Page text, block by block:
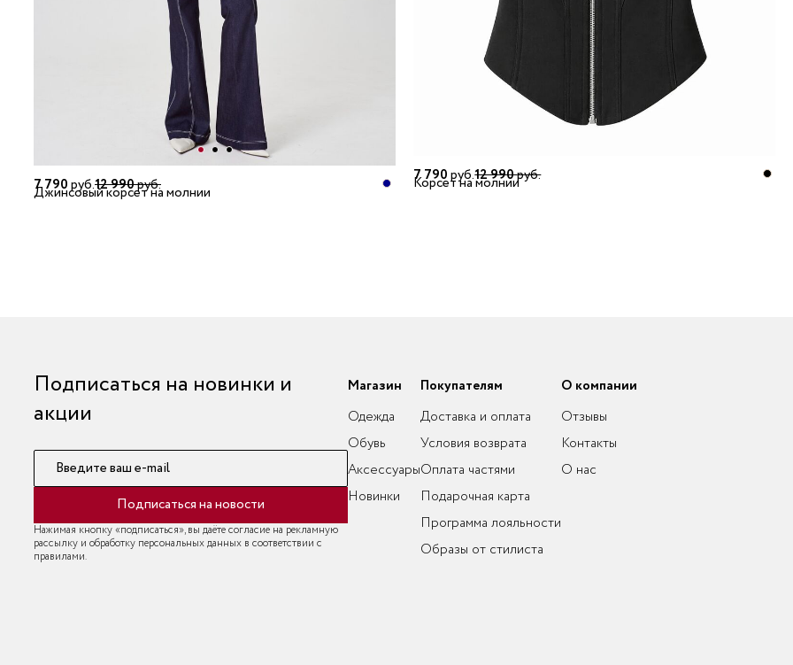
7 790руб.12 990руб.
Джинсовый корсет на молнии
7 790руб.12 990руб.
Корсет на молнии
Подписаться на новинки и
акции
Введите ваш e-mail
Подписаться на новости
Нажимая кнопку «подписаться», вы даёте согласие на рекламную
рассылку и обработку персональных данных в соответствии с
правилами.
Магазин
Одежда
Обувь
Аксессуары
Новинки
Покупателям
Доставка и оплата
Условия возврата
Оплата частями
Подарочная карта
Программа лояльности
Образы от стилиста
О компании
Отзывы
Контакты
О нас